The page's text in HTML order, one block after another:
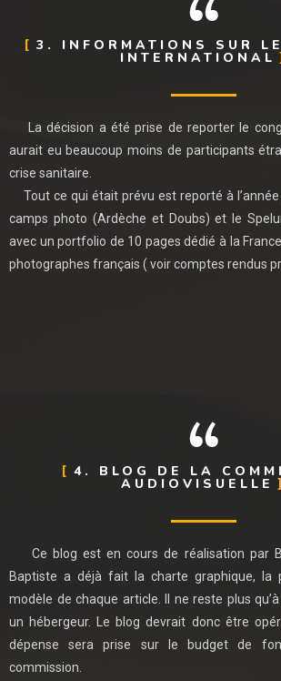
3. INFORMATIONS SUR
INTERNATIONAL
La décision a été prise de reporter le
aurait eu beaucoup moins de participants
crise sanitaire.
Tout ce qui était prévu est reporté à
camps photo (Ardèche et Doubs) et le
avec un portfolio de 10 pages dédié à la
photographes français ( voir comptes rendus
4. BLOG DE LA
AUDIOVISUELLE
Ce blog est en cours de réalisation par
Baptiste a déjà fait la charte graphique, la
modèle de chaque article. Il ne reste plus
un hébergeur. Le blog devrait donc être
dépense sera prise sur le budget de
commission.